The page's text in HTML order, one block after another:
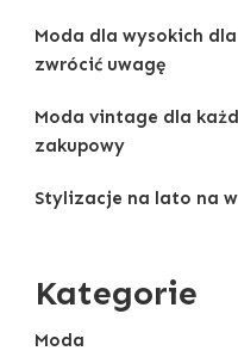
Moda dla wysokich
zwrócić uwagę
Moda vintage dla
zakupowy
Stylizacje na lato na
Kategorie
Moda